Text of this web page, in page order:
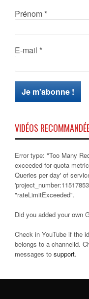
Prénom *
E-mail *
VIDÉOS
Error type: "Too Many
exceeded for quota
Queries per day' of
"rateLimitExceeded".
Did you added your own
Check in YouTube if the id
belongs to a channelid.
messages to support.